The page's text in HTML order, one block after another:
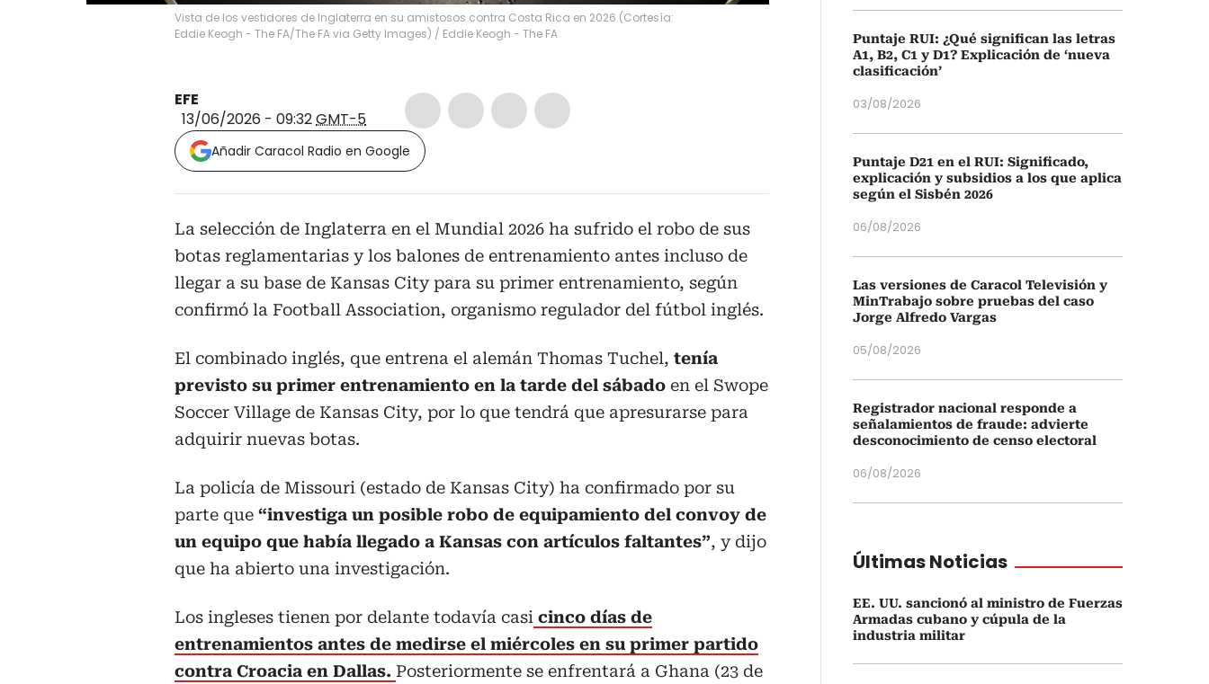
Vista de los vestidores de Inglaterra en su amistosos contra Costa Rica en 2026 (Cortesía:
Eddie Keogh - The FA/The FA via Getty Images) / Eddie Keogh - The FA
EFE
13/06/2026 - 09:32GMT-5
Añadir Caracol Radio en Google
La selección de Inglaterra en el Mundial 2026 ha sufrido el robo de sus
botas reglamentarias y los balones de entrenamiento antes incluso de
llegar a su base de Kansas City para su primer entrenamiento, según
confirmó la Football Association, organismo regulador del fútbol inglés.
El combinado inglés, que entrena el alemán Thomas Tuchel, tenía
previsto su primer entrenamiento en la tarde del sábado en el Swope
Soccer Village de Kansas City, por lo que tendrá que apresurarse para
adquirir nuevas botas.
La policía de Missouri (estado de Kansas City) ha confirmado por su
parte que “investiga un posible robo de equipamiento del convoy de
un equipo que había llegado a Kansas con artículos faltantes”, y dijo
que ha abierto una investigación.
Los ingleses tienen por delante todavía casi cinco días de
entrenamientos antes de medirse el miércoles en su primer partido
contra Croacia en Dallas. Posteriormente se enfrentará a Ghana (23 de
Puntaje RUI: ¿Qué significan las letras
A1, B2, C1 y D1? Explicación de ‘nueva
clasificación’
03/08/2026
Puntaje D21 en el RUI: Significado,
explicación y subsidios a los que aplica
según el Sisbén 2026
06/08/2026
Las versiones de Caracol Televisión y
MinTrabajo sobre pruebas del caso
Jorge Alfredo Vargas
05/08/2026
Registrador nacional responde a
señalamientos de fraude: advierte
desconocimiento de censo electoral
06/08/2026
Últimas Noticias
EE. UU. sancionó al ministro de Fuerzas
Armadas cubano y cúpula de la
industria militar